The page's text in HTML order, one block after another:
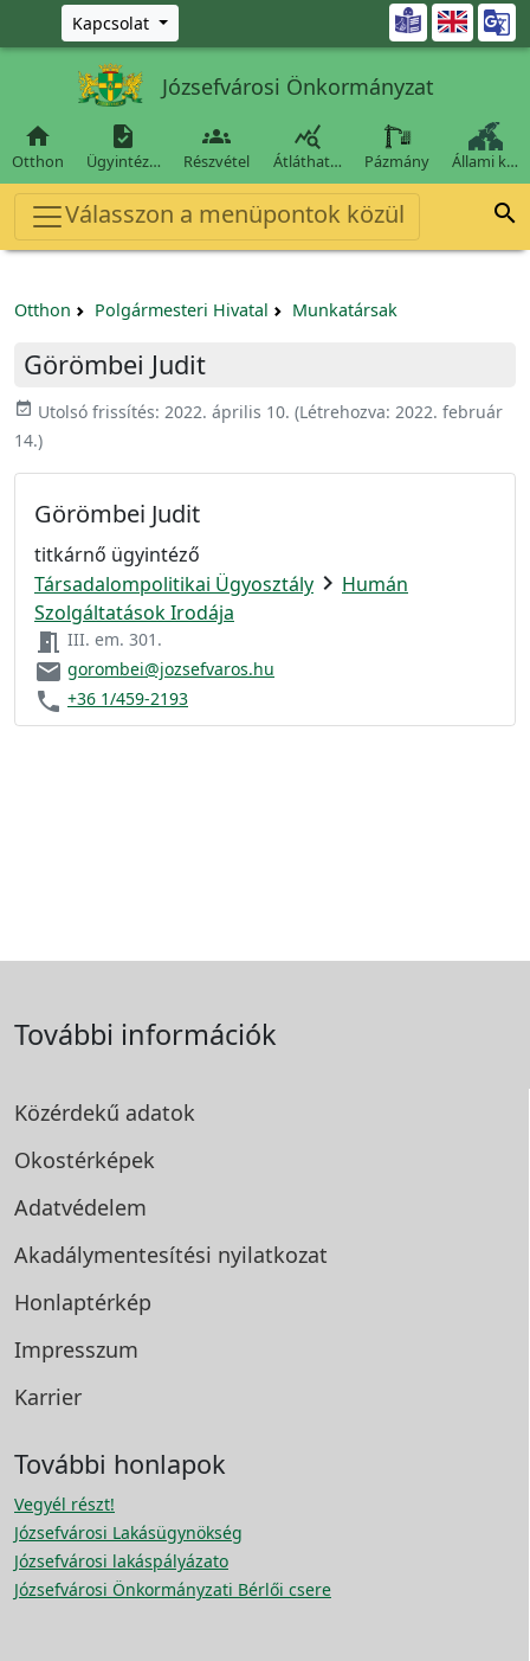
Ugrás a fő tartalomra
Kapcsolat 
Józsefvárosi Önkormányzat

Otthon

Ügyintéz…

Részvétel

Átláthat… Pázmány Állami k…
Válasszon a menüpontok közül 
Otthon Polgármesteri Hivatal Munkatársak
Görömbei Judit
event_available Utolsó frissítés: 2022. április 10. (Létrehozva: 2022. február
14.)
Görömbei Judit
titkárnő ügyintéző
Társadalompolitikai Ügyosztály chevron_right Humán
Szolgáltatások Irodája
meeting_room III. em. 301.
email gorombei@jozsefvaros.hu
phone +36 1/459-2193
További információk
Közérdekű adatok
Okostérképek
Adatvédelem
Akadálymentesítési nyilatkozat
Honlaptérkép
Impresszum
Karrier
További honlapok
Vegyél részt!
Józsefvárosi Lakásügynökség
Józsefvárosi lakáspályázato
Józsefvárosi Önkormányzati Bérlői csere